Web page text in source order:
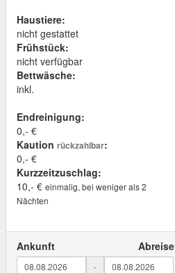
Haustiere:
nicht gestattet
Frühstück:
nicht verfügbar
Bettwäsche:
inkl.
Endreinigung:
0,- €
Kaution rückzahlbar:
0,- €
Kurzzeitzuschlag:
10,- € einmalig, bei weniger als 2
Nächten
Ankunft Abreise
-